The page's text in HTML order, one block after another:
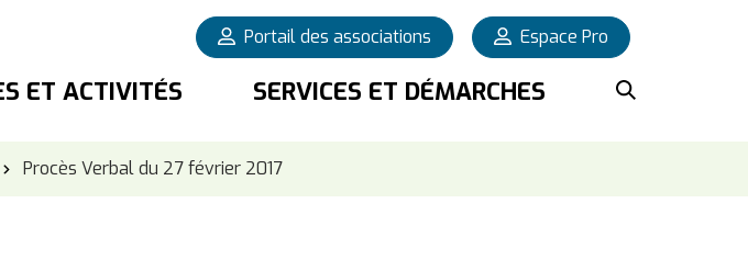
Portail des associations Espace Pro
ET ACTIVITÉS SERVICES ET DÉMARCHES OUVRIR
Procès Verbal du 27 février 2017